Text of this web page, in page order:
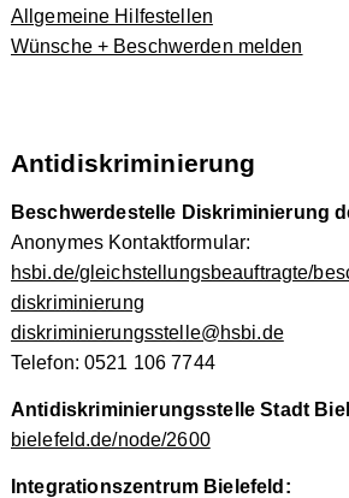
Allgemeine Hilfestellen
Wünsche + Beschwerden melden
Antidiskriminierung
Beschwerdestelle Diskriminierung
Anonymes Kontaktformular:
hsbi.de/gleichstellungsbeauftragte/
diskriminierung
diskriminierungsstelle@hsbi.de
Telefon: 0521 106 7744
Antidiskriminierungsstelle Stadt
bielefeld.de/node/2600
Integrationszentrum Bielefeld: